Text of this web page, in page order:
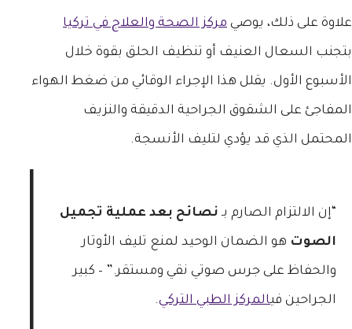
علاوة على ذلك، يوصي مركز الصحة والعلاج في تركيا
بتجنب السعال العنيف أو تنظيف الحلق بقوة خلال
الأسبوع الأول. يقلل هذا الإجراء الوقائي من ضغط الهواء
المفاجئ على الشقوق الجراحية الدقيقة والنزيف
المحتمل الذي قد يؤدي لتليف الأنسجة.
“إن الالتزام الصارم بـ نصائح بعد عملية تجميل
الصوت هو الضمان الوحيد لمنع تليف الأوتار
والحفاظ على جرس صوتي نقي ومستقر.” – كبير
الجراحين فيالمركز الطبي التركي.